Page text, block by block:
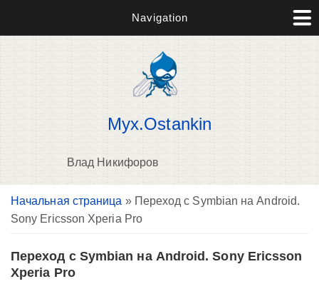
Navigation
Myx.Ostankin
Влад Никифоров
Вы здесь
Начальная страница » Переход с Symbian на Android.
Sony Ericsson Xperia Pro
Переход с Symbian на Android. Sony Ericsson
Xperia Pro